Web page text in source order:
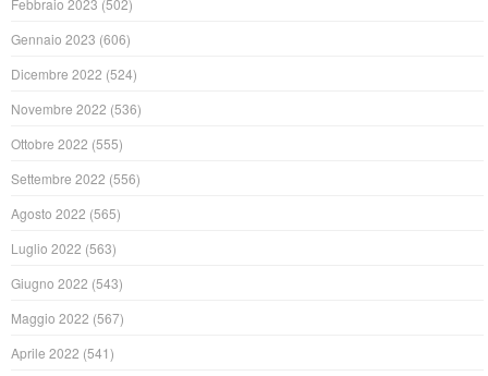
Gennaio 2023 (606)
Dicembre 2022 (524)
Novembre 2022 (536)
Ottobre 2022 (555)
Settembre 2022 (556)
Agosto 2022 (565)
Luglio 2022 (563)
Giugno 2022 (543)
Maggio 2022 (567)
Aprile 2022 (541)